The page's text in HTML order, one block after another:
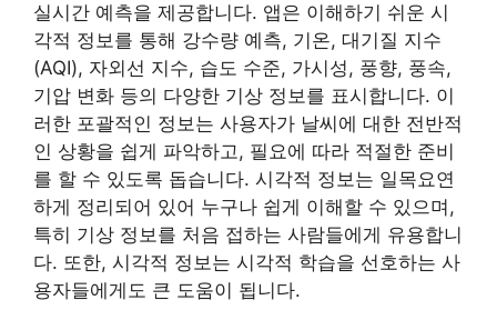
실시간 예측을 제공합니다. 앱은 이해하기 쉬운 시
각적 정보를 통해 강수량 예측, 기온, 대기질 지수
(AQI), 자외선 지수, 습도 수준, 가시성, 풍향, 풍속,
기압 변화 등의 다양한 기상 정보를 표시합니다. 이
러한 포괄적인 정보는 사용자가 날씨에 대한 전반적
인 상황을 쉽게 파악하고, 필요에 따라 적절한 준비
를 할 수 있도록 돕습니다. 시각적 정보는 일목요연
하게 정리되어 있어 누구나 쉽게 이해할 수 있으며,
특히 기상 정보를 처음 접하는 사람들에게 유용합니
다. 또한, 시각적 정보는 시각적 학습을 선호하는 사
용자들에게도 큰 도움이 됩니다.